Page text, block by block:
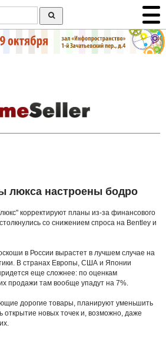
люкса настроены бодро
корректируют планы из-за финансового
со снижением спроса на Bentley и
в России вырастет в лучшем случае на
В странах Европы, США и Японии
еще сложнее: по оценкам
продажи там вообще упадут на 7%.
дорогие товары, планируют уменьшить
открытие новых точек и, возможно, даже